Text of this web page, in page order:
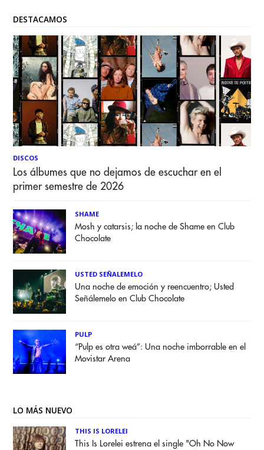
DESTACAMOS
DISCOS
Los álbumes que no dejamos de escuchar en el
primer semestre de 2026
SHAME
Mosh y catarsis; la noche de Shame en Club
Chocolate
USTED SEÑALEMELO
Una noche de emoción y reencuentro; Usted
Señálemelo en Club Chocolate
PULP
“Pulp es otra weá”: Una noche imborrable en el
Movistar Arena
LO MÁS NUEVO
THIS IS LORELEI
This Is Lorelei estrena el single "Oh No Now